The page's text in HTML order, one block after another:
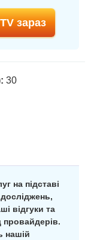
зараз
30
на підставі
досліджень,
відгуки та
провайдерів.
нашій